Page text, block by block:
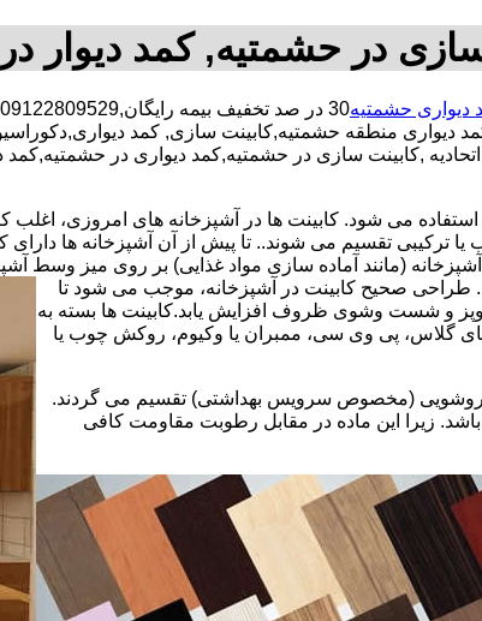
در حشمتیه, کمد دیوار
دیواری حشمتیه
دیواری منطقه حشمتیه,کابینت سازی, کمد
,کابینت سازی در حشمتیه,کمد دیواری در
می شود. کابینت ها در آشپزخانه های امروزی، اغلب
تقسیم می شوند.. تا پیش از آن آشپزخانه ها
(مانند آماده سازی مواد غذایی) بر روی میز وسط
طراحی صحیح کابینت در آشپزخانه، موجب می شود تا
و شست وشوی ظروف افزایش یابد.کابینت ها بسته به
های گلاس، پی وی سی، ممبران یا وکیوم، روکش چوب یا
روشویی (مخصوص سرویس بهداشتی) تقسیم می گردند.
زیرا این ماده در مقابل رطوبت مقاومت کافی